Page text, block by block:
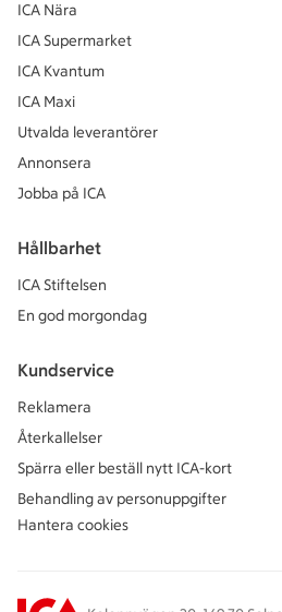
ICA Nära
ICA Supermarket
ICA Kvantum
ICA Maxi
Utvalda leverantörer
Annonsera
Jobba på ICA
Hållbarhet
ICA Stiftelsen
En god morgondag
Kundservice
Reklamera
Återkallelser
Spärra eller beställ nytt ICA-kort
Behandling av personuppgifter
Hantera cookies